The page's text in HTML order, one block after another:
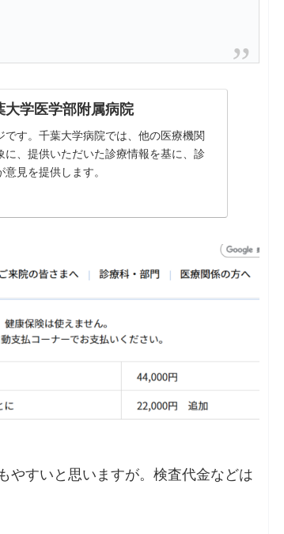
大学医学部附属病院
す。千葉大学病院では、他の医療機関
、提供いただいた診療情報を基に、診
見を提供します。
やすいと思いますが。検査代金などは